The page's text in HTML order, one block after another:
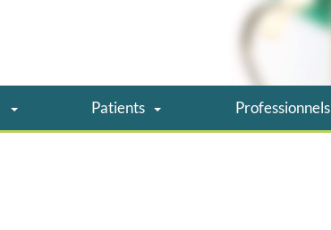
Patients Professionnels